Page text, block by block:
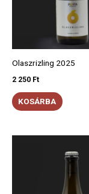
Olaszrizling 2025
2 250 Ft
KOSÁRBA